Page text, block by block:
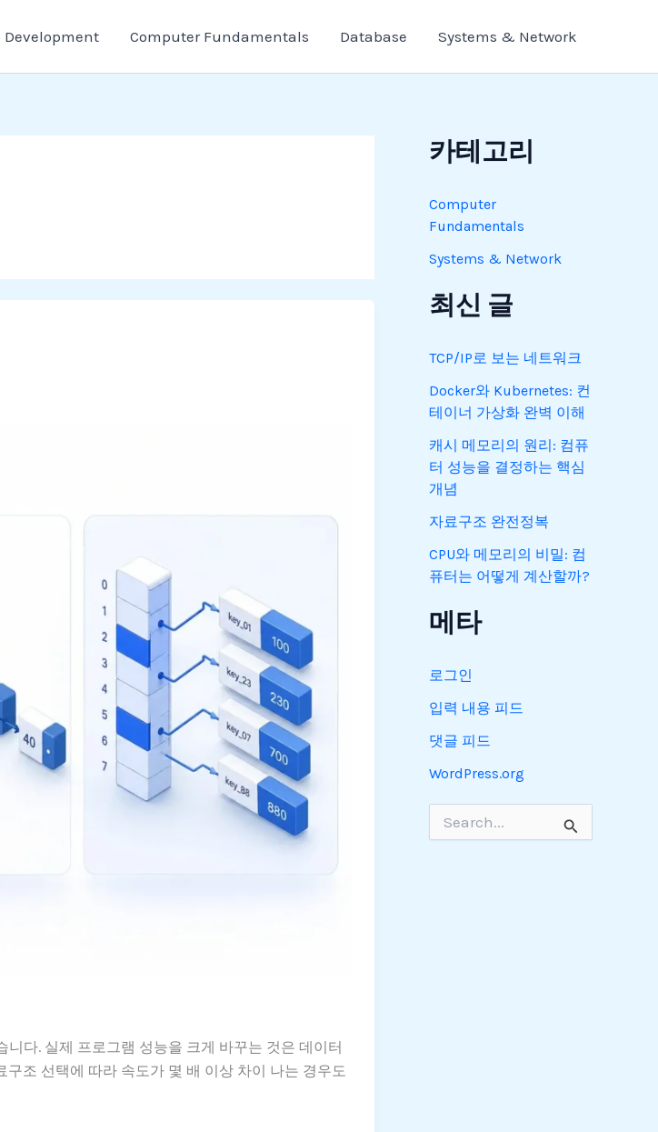
Development Computer Fundamentals Database Systems & Network
다. 실제 프로그램 성능을 크게 바꾸는 것은 데이터
조 선택에 따라 속도가 몇 배 이상 차이 나는 경우도
카테고리
Computer
Fundamentals
Systems & Network
최신 글
TCP/IP로 보는 네트워크
Docker와 Kubernetes: 컨
테이너 가상화 완벽 이해
캐시 메모리의 원리: 컴퓨
터 성능을 결정하는 핵심
개념
자료구조 완전정복
CPU와 메모리의 비밀: 컴
퓨터는 어떻게 계산할까?
메타
로그인
입력 내용 피드
댓글 피드
WordPress.org